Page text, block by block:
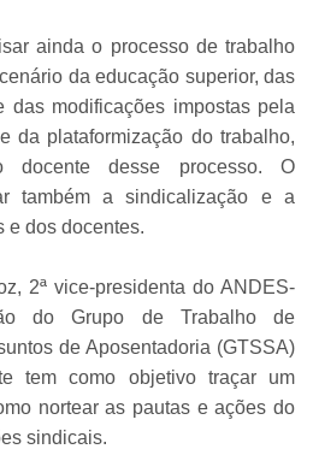
ainda o processo de trabalho
da educação superior, das
das modificações impostas pela
da plataformização do trabalho,
docente desse processo. O
também a sindicalização e a
e dos docentes.
2ª vice-presidenta do ANDES-
do Grupo de Trabalho de
de Aposentadoria (GTSSA)
tem como objetivo traçar um
nortear as pautas e ações do
sindicais.